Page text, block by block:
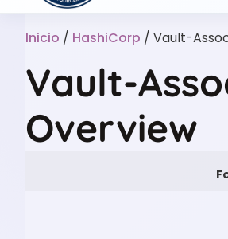
Inicio / HashiCorp / Vault-
Vault-
Overview